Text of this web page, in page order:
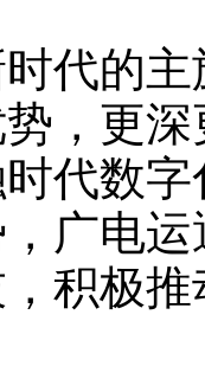
代的
，更
代数
广电
积极